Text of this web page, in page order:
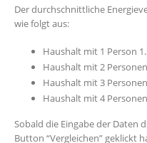
Der durchschnittliche
wie folgt aus:
Haushalt mit 1 Person
Haushalt mit 2
Haushalt mit 3
Haushalt mit 4
Sobald die Eingabe der Daten
Button “Vergleichen” geklickt